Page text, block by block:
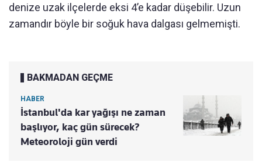
denize uzak ilçelerde eksi 4’e kadar düşebilir. Uzun
zamandır böyle bir soğuk hava dalgası gelmemişti.
BAKMADAN GEÇME
HABER
İstanbul'da kar yağışı ne zaman
başlıyor, kaç gün sürecek?
Meteoroloji gün verdi